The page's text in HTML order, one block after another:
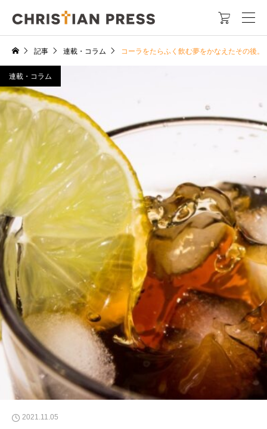

記事 連載・コラム コーラをたらふく飲む夢をかなえたその後
連載・コラム
2021.11.05